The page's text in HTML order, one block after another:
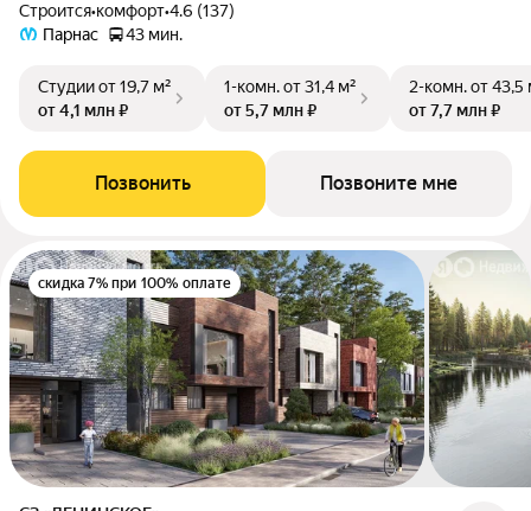
Строится•комфорт•4.6 (137)
Парнас
43 мин.
Студииот 19,7 м²
от 4,1 млн ₽
1-комн.от 31,4 м²
от 5,7 млн ₽
2-комн.от 43,5
от 7,7 млн ₽
Позвонить Позвоните мне
скидка 7% при 100% оплате